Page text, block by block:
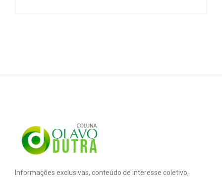
Informações exclusivas, conteúdo de interesse coletivo,